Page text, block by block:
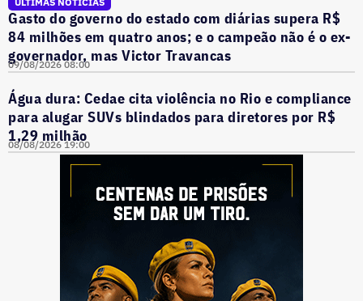
Gasto do governo do estado com diárias supera R$
84 milhões em quatro anos; e o campeão não é o ex-
governador, mas Victor Travancas
09/08/2026 08:00
Água dura: Cedae cita violência no Rio e compliance
para alugar SUVs blindados para diretores por R$
1,29 milhão
08/08/2026 19:00